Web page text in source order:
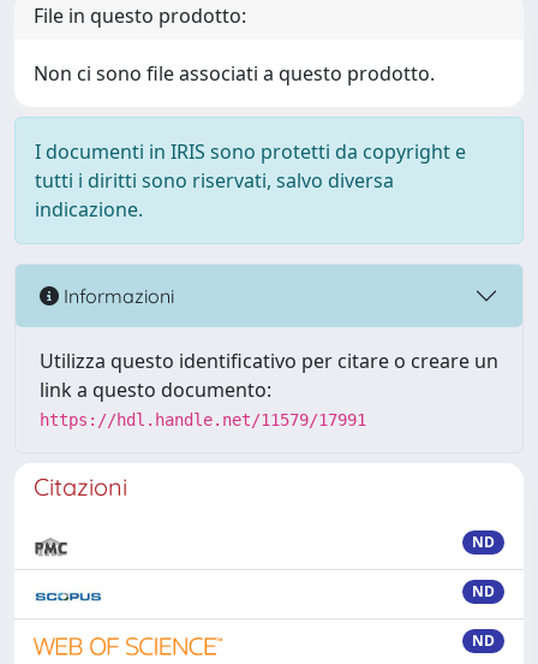
File in questo prodotto:
Non ci sono file associati a questo prodotto.
I documenti in IRIS sono protetti da copyright e
tutti i diritti sono riservati, salvo diversa
indicazione.
Informazioni
Utilizza questo identificativo per citare o creare un
link a questo documento:
https://hdl.handle.net/11579/17991
Citazioni
ND
ND
ND